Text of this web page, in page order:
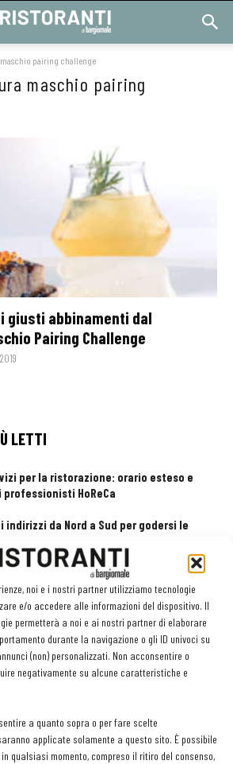
noi e i nostri partner utilizziamo tecnologie
e/o accedere alle informazioni del dispositivo. Il
permetterà a noi e ai nostri partner di elaborare
durante la navigazione o gli ID univoci su
(non) personalizzati. Non acconsentire o
negativamente su alcune caratteristiche e
a quanto sopra o per fare scelte
applicate solamente a questo sito. È possibile
qualsiasi momento, compreso il ritiro del consenso,
maschio pairing challenge
maschio pairing
giusti abbinamenti dal
Pairing Challenge
LETTI
per la ristorazione: orario esteso e
HoReCa
indirizzi da Nord a Sud per godersi le
e le associazioni del turismo chiedono
dell’Antitrust